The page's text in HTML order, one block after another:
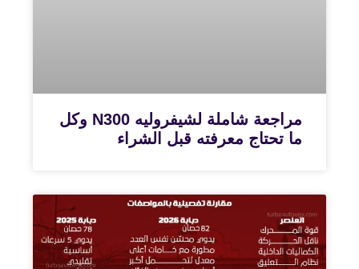
مراجعة شاملة لشيفروليه N300 وكل
ما تحتاج معرفته قبل الشراء